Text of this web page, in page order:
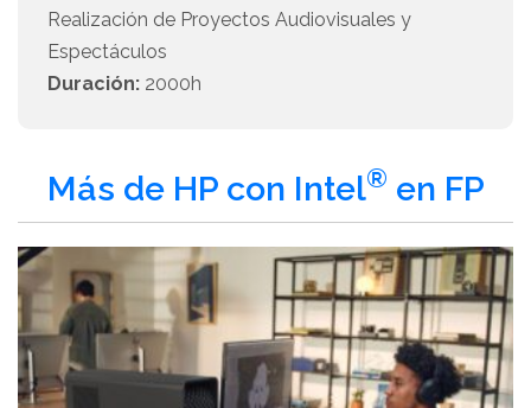
Realización de Proyectos Audiovisuales y
Espectáculos
Duración: 2000h
Más de HP con Intel® en FP